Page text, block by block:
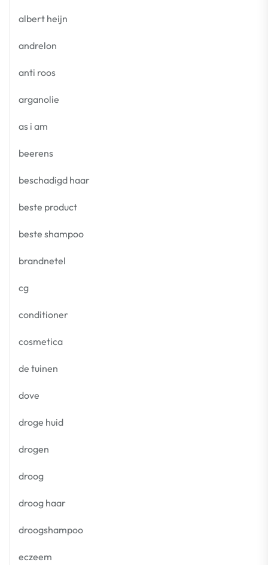
albert heijn
andrelon
anti roos
arganolie
as i am
beerens
beschadigd haar
beste product
beste shampoo
brandnetel
cg
conditioner
cosmetica
de tuinen
dove
droge huid
drogen
droog
droog haar
droogshampoo
eczeem